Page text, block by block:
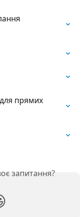
прямих
запитання?